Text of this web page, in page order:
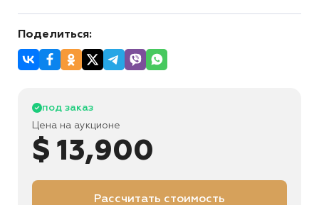
Поделиться:
под заказ
Цена на аукционе
$ 13,900
Рассчитать стоимость